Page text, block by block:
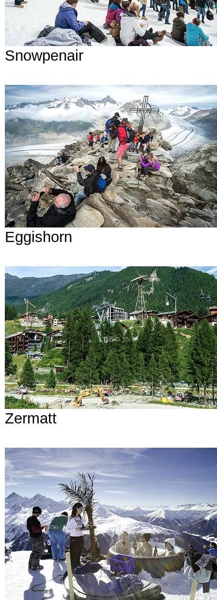
Snowpenair
Eggishorn
Zermatt